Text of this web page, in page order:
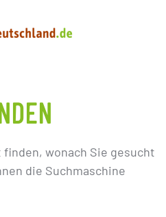
wonach Sie gesucht
die Suchmaschine